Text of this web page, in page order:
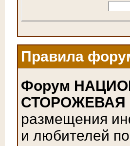
Правила
Форум
СТОРОЖЕВАЯ
размещения
и любителей